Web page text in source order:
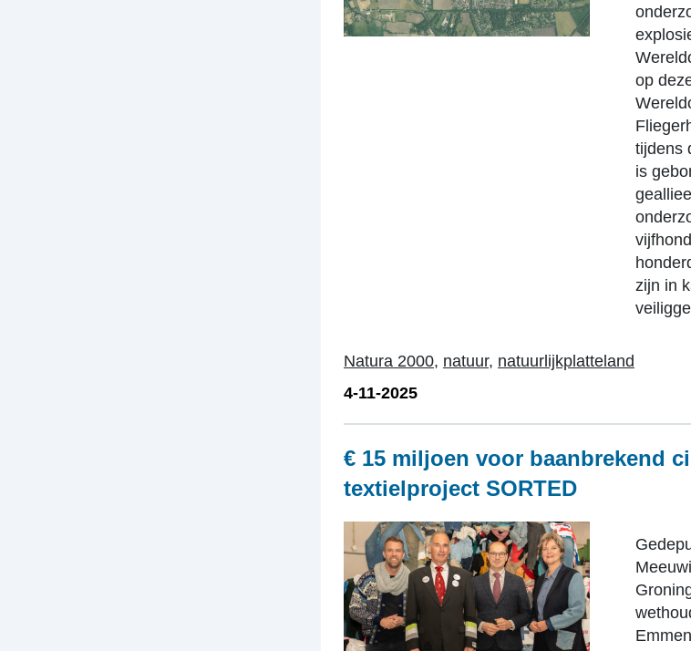
op
tijdens
is
zijn in
Natura 2000, natuur, natuurlijkplatteland
4-11-2025
€ 15 miljoen voor baanbrekend
textielproject SORTED